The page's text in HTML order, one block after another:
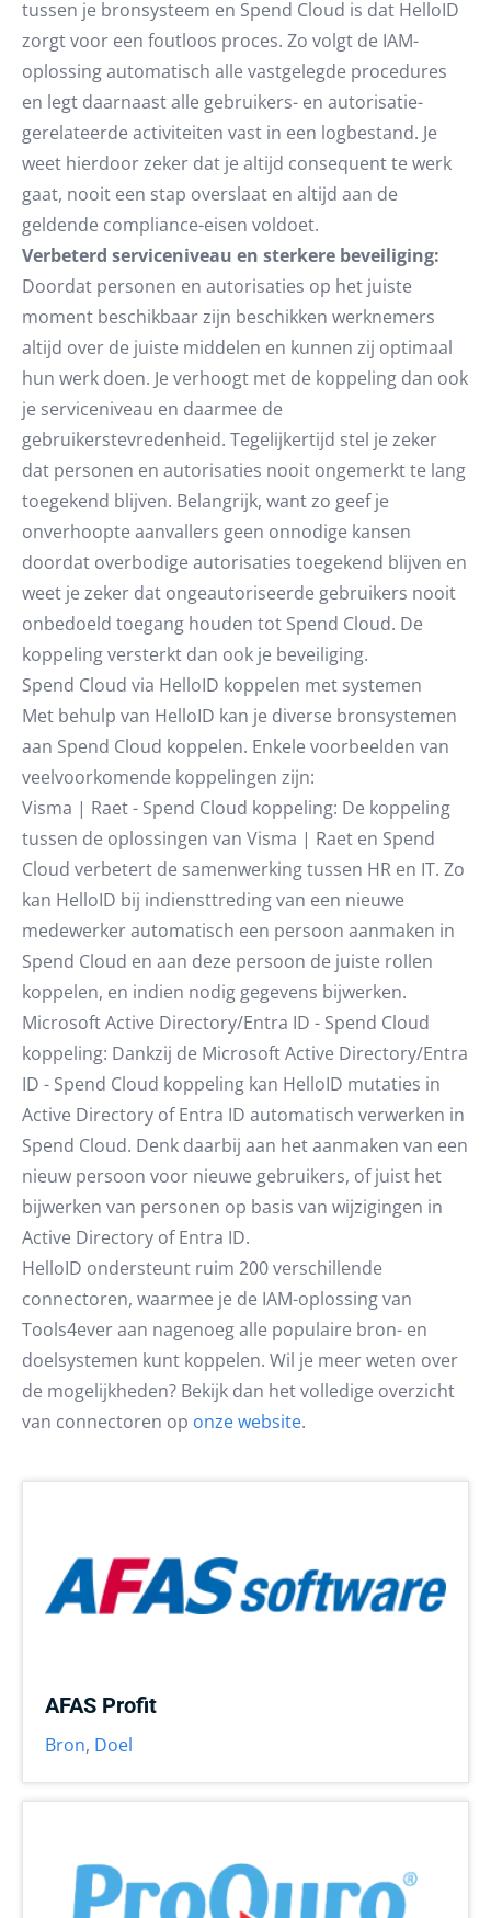
tussen je bronsysteem en Spend Cloud is dat HelloID
zorgt voor een foutloos proces. Zo volgt de IAM-
oplossing automatisch alle vastgelegde procedures
en legt daarnaast alle gebruikers- en autorisatie-
gerelateerde activiteiten vast in een logbestand. Je
weet hierdoor zeker dat je altijd consequent te werk
gaat, nooit een stap overslaat en altijd aan de
geldende compliance-eisen voldoet.
Verbeterd serviceniveau en sterkere beveiliging:
Doordat personen en autorisaties op het juiste
moment beschikbaar zijn beschikken werknemers
altijd over de juiste middelen en kunnen zij optimaal
hun werk doen. Je verhoogt met de koppeling dan ook
je serviceniveau en daarmee de
gebruikerstevredenheid. Tegelijkertijd stel je zeker
dat personen en autorisaties nooit ongemerkt te lang
toegekend blijven. Belangrijk, want zo geef je
onverhoopte aanvallers geen onnodige kansen
doordat overbodige autorisaties toegekend blijven en
weet je zeker dat ongeautoriseerde gebruikers nooit
onbedoeld toegang houden tot Spend Cloud. De
koppeling versterkt dan ook je beveiliging.
Spend Cloud via HelloID koppelen met systemen
Met behulp van HelloID kan je diverse bronsystemen
aan Spend Cloud koppelen. Enkele voorbeelden van
veelvoorkomende koppelingen zijn:
Visma | Raet - Spend Cloud koppeling: De koppeling
tussen de oplossingen van Visma | Raet en Spend
Cloud verbetert de samenwerking tussen HR en IT. Zo
kan HelloID bij indiensttreding van een nieuwe
medewerker automatisch een persoon aanmaken in
Spend Cloud en aan deze persoon de juiste rollen
koppelen, en indien nodig gegevens bijwerken.
Microsoft Active Directory/Entra ID - Spend Cloud
koppeling: Dankzij de Microsoft Active Directory/Entra
ID - Spend Cloud koppeling kan HelloID mutaties in
Active Directory of Entra ID automatisch verwerken in
Spend Cloud. Denk daarbij aan het aanmaken van een
nieuw persoon voor nieuwe gebruikers, of juist het
bijwerken van personen op basis van wijzigingen in
Active Directory of Entra ID.
HelloID ondersteunt ruim 200 verschillende
connectoren, waarmee je de IAM-oplossing van
Tools4ever aan nagenoeg alle populaire bron- en
doelsystemen kunt koppelen. Wil je meer weten over
de mogelijkheden? Bekijk dan het volledige overzicht
van connectoren op onze website.
AFAS Profit
Bron, Doel